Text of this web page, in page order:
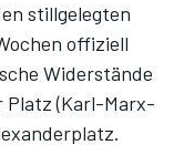
stillgelegten
offiziell
Widerstände
Platz (Karl-Marx-